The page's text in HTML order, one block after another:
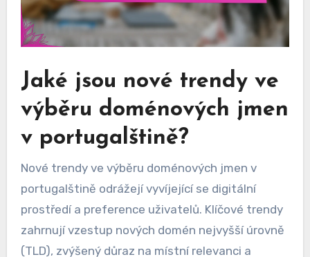
Jaké jsou nové trendy ve
výběru doménových jmen
v portugalštině?
Nové trendy ve výběru doménových jmen v
portugalštině odrážejí vyvíjející se digitální
prostředí a preference uživatelů. Klíčové trendy
zahrnují vzestup nových domén nejvyšší úrovně
(TLD), zvýšený důraz na místní relevanci a